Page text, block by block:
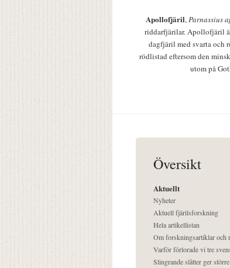
Apollofjäril,Parnassius
riddarfjärilar. Apollofjäril
dagfjäril med svarta och
rödlistad eftersom den
utom på
Översikt
Aktuellt
Nyheter
Aktuell fjärilsforskning
Hela artikellistan
Om forskningsartiklar och
Varför förlorade vi tre
Slingrande slåtter ger